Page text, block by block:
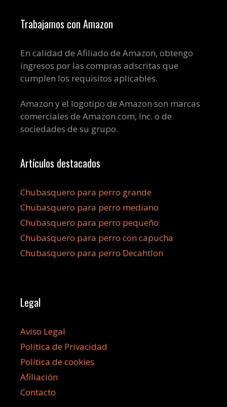
Trabajamos con Amazon
En calidad de Afiliado de Amazon, obtengo
ingresos por las compras adscritas que
cumplen los requisitos aplicables.
Amazon y el logotipo de Amazon son marcas
comerciales de Amazon.com, Inc. o de
sociedades de su grupo.
Artículos destacados
Chubasquero para perro grande
Chubasquero para perro mediano
Chubasquero para perro pequeño
Chubasquero para perro con capucha
Chubasquero para perro Decahtlon
Legal
Aviso Legal
Política de Privacidad
Política de cookies
Afiliación
Contacto